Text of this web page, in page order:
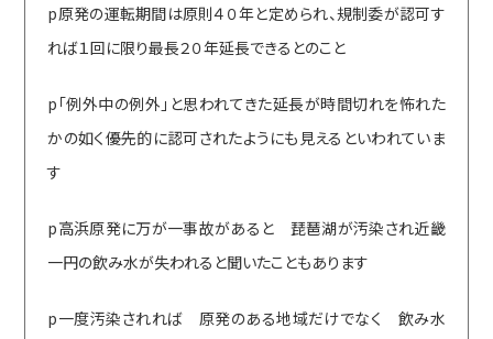
p原発の運転期間は原則４０年と定められ、規制委が認可す
れば１回に限り最長２０年延長できるとのこと
p「例外中の例外」と思われてきた延長が時間切れを怖れた
かの如く優先的に認可されたようにも見えるといわれていま
す
p高浜原発に万が一事故があると 琵琶湖が汚染され近畿
一円の飲み水が失われると聞いたこともあります
p一度汚染されれば 原発のある地域だけでなく 飲み水